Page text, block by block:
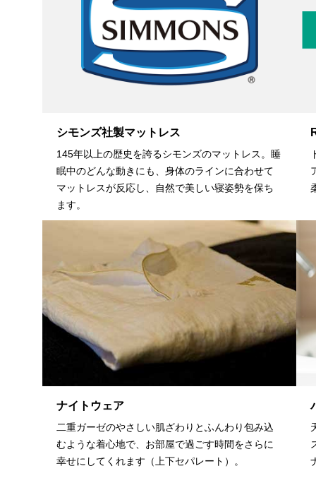
シモンズ社製マットレス
145年以上の歴史を誇るシモンズのマットレス。睡
眠中のどんな動きにも、身体のラインに合わせて
マットレスが反応し、自然で美しい寝姿勢を保ち
ます。
ナイトウェア
二重ガーゼのやさしい肌ざわりとふんわり包み込
むような着心地で、お部屋で過ごす時間をさらに
幸せにしてくれます（上下セパレート）。